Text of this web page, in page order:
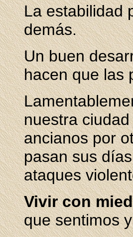
La estabilidad
demás.
Un buen
hacen que las
nuestra
ancianos por
pasan sus
ataques
Vivir con
que sentimos